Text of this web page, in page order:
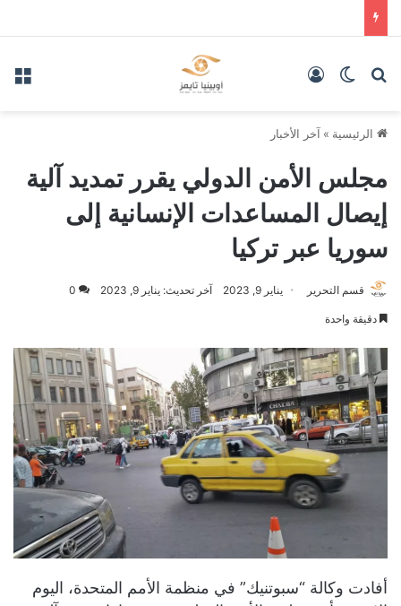
بحث عنالوضع المظلم
الرئيسية » آخر الأخبار
مجلس الأمن الدولي يقرر تمديد آلية
إيصال المساعدات الإنسانية إلى
سوريا عبر تركيا
قسم التحرير يناير 9, 2023 آخر تحديث: يناير 9, 2023 0
دقيقة واحدة
أفادت وكالة “سبوتنيك” في منظمة الأمم المتحدة، اليوم